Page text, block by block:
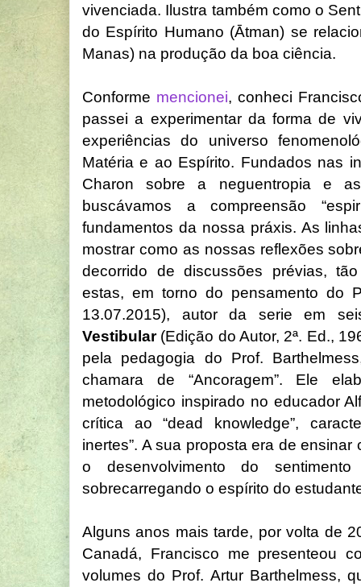
vivenciada. Ilustra também como o
do Espírito Humano (Ātman) se
Manas) na produção da boa ciência.
Conforme mencionei, conheci
passei a experimentar da forma de
experiências do universo
Matéria e ao Espírito. Fundados nas
Charon sobre a neguentropia e
buscávamos a compreensão
fundamentos da nossa práxis. As
mostrar como as nossas reflexões
decorrido de discussões prévias,
estas, em torno do pensamento do
13.07.2015), autor da serie em
Vestibular(Edição do Autor, 2ª. Ed.,
pela pedagogia do Prof.
chamara de “Ancoragem”. Ele
metodológico inspirado no educador
crítica ao “dead knowledge”,
inertes”. A sua proposta era de
o desenvolvimento do
sobrecarregando o espírito do
Alguns anos mais tarde, por volta de
Canadá, Francisco me presenteou
volumes do Prof. Artur Barthelmess,